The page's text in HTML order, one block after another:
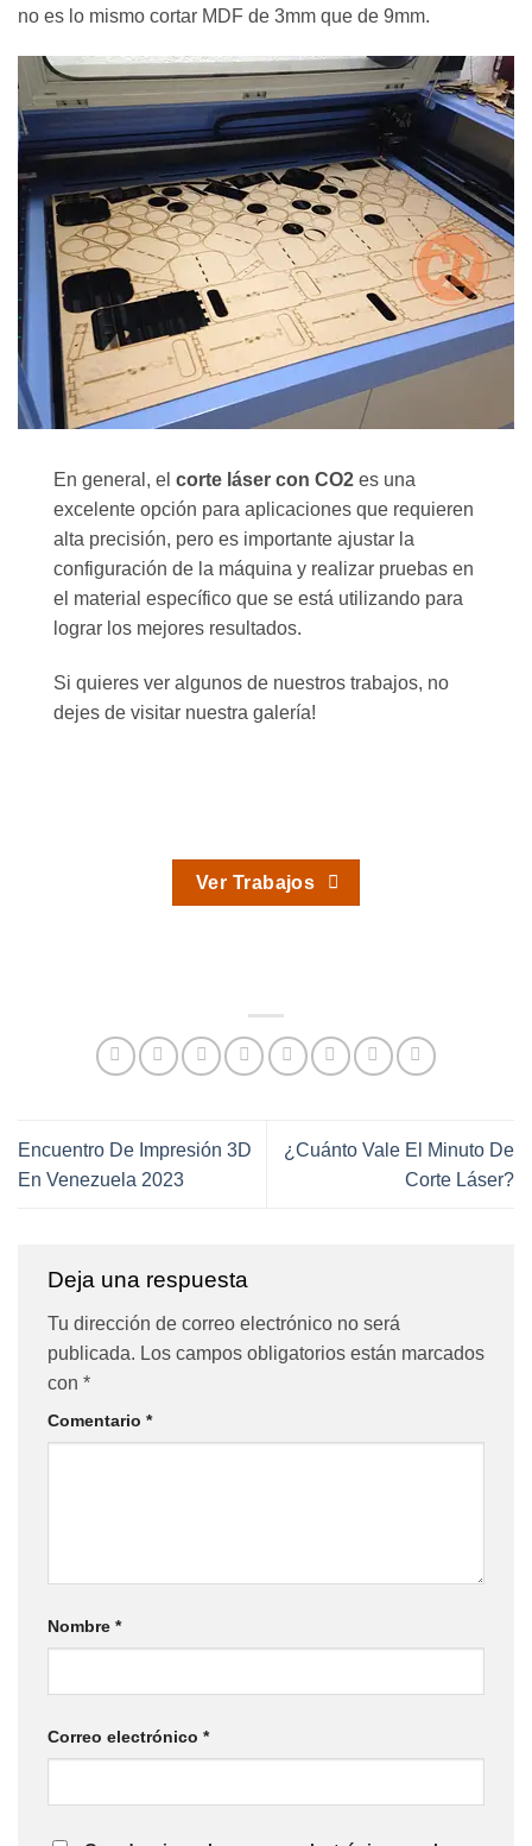
no es lo mismo cortar MDF de 3mm que de 9mm.
En general, el corte láser con CO2 es una
excelente opción para aplicaciones que requieren
alta precisión, pero es importante ajustar la
configuración de la máquina y realizar pruebas en
el material específico que se está utilizando para
lograr los mejores resultados.
Si quieres ver algunos de nuestros trabajos, no
dejes de visitar nuestra galería!
Ver Trabajos
Encuentro De Impresión 3D
En Venezuela 2023
¿Cuánto Vale El Minuto De
Corte Láser?
Deja una respuesta
Tu dirección de correo electrónico no será
publicada. Los campos obligatorios están marcados
con *
Comentario *
Nombre *
Correo electrónico *